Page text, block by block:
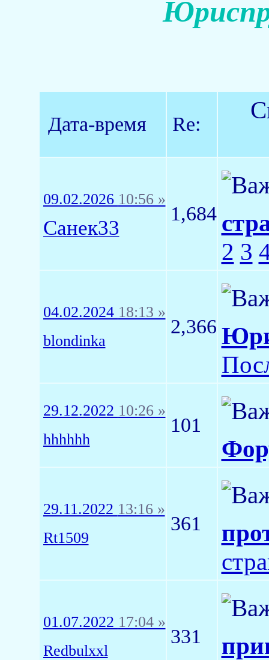
Дата-время Re:
09.02.2026 10:56 »
Санек33
1,684
2 3
04.02.2024 18:13 »
blondinka
2,366
29.12.2022 10:26 »
hhhhhh
101
29.11.2022 13:16 »
Rt1509
361
01.07.2022 17:04 »
Redbulxxl
331